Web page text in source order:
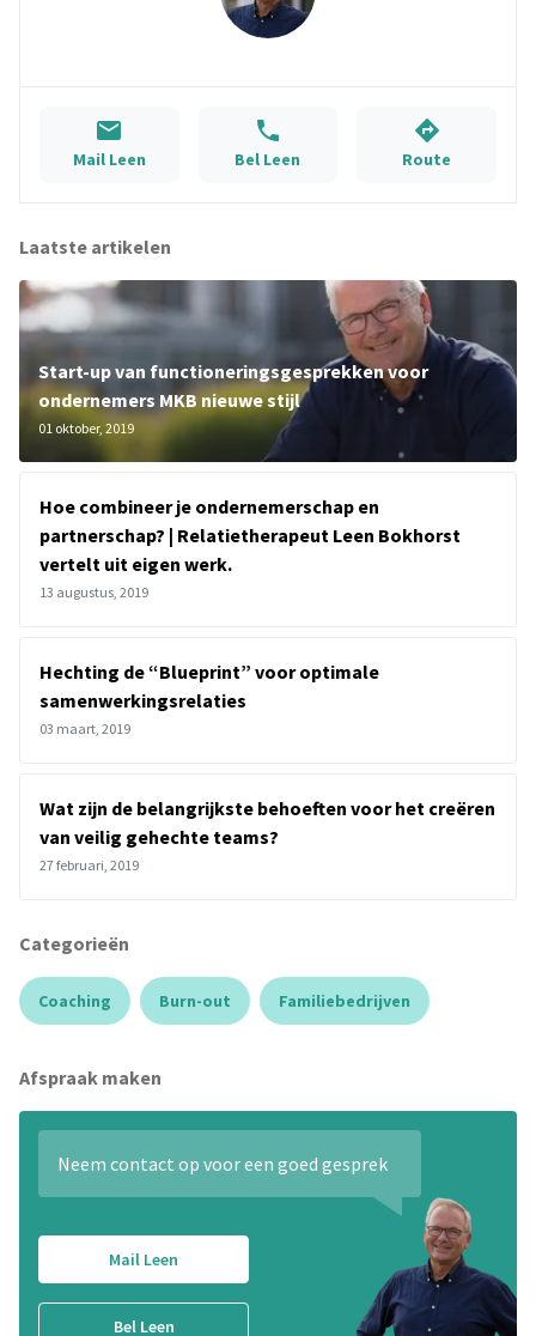
Mail Leen Bel Leen Route
Laatste artikelen
Start-up van functioneringsgesprekken voor
ondernemers MKB nieuwe stijl
01 oktober, 2019
Hoe combineer je ondernemerschap en
partnerschap? | Relatietherapeut Leen Bokhorst
vertelt uit eigen werk.
13 augustus, 2019
Hechting de “Blueprint” voor optimale
samenwerkingsrelaties
03 maart, 2019
Wat zijn de belangrijkste behoeften voor het creëren
van veilig gehechte teams?
27 februari, 2019
Categorieën
Coaching Burn-out Familiebedrijven
Afspraak maken
Neem contact op voor een goed gesprek
Mail Leen
Bel Leen